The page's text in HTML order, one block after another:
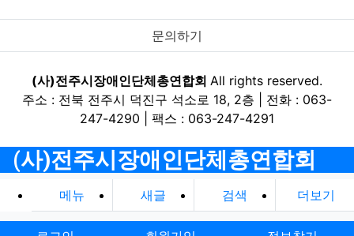
문의하기
(사)전주시장애인단체총연합회 All rights reserved.
주소 : 전북 전주시 덕진구 석소로 18, 2층 | 전화 : 063-
247-4290 | 팩스 : 063-247-4291
(사)전주시장애인단체총연합회
메뉴 새글 검색 더보기